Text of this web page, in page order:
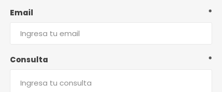
Email *
Consulta *